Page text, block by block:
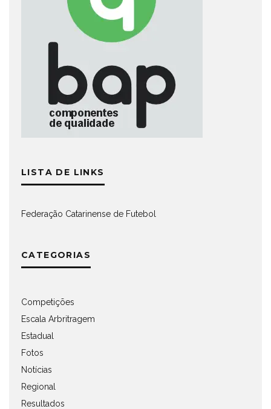
LISTA DE LINKS
Federação Catarinense de Futebol
CATEGORIAS
Competições
Escala Arbritragem
Estadual
Fotos
Notícias
Regional
Resultados